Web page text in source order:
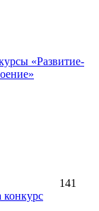
«Развитие-
141
конкурс